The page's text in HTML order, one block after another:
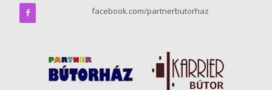
facebook.com/partnerbutorhaz